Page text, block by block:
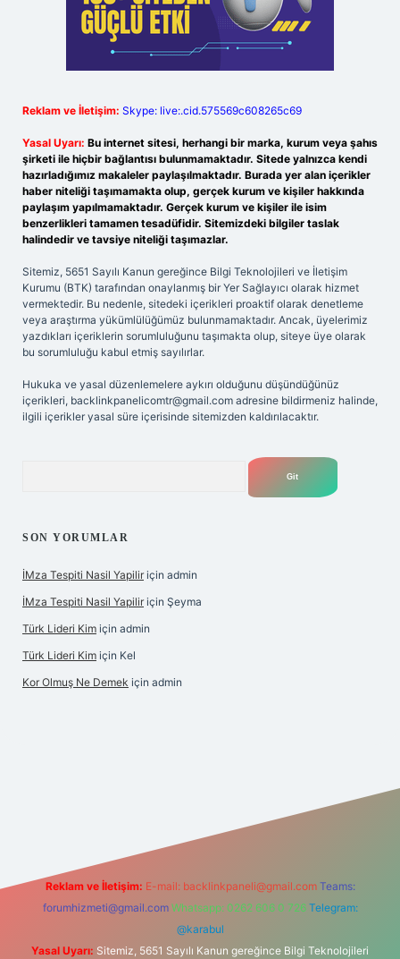
Reklam ve İletişim: Skype: live:.cid.575569c608265c69
Yasal Uyarı: Bu internet sitesi, herhangi bir marka, kurum veya şahıs
şirketi ile hiçbir bağlantısı bulunmamaktadır. Sitede yalnızca kendi
hazırladığımız makaleler paylaşılmaktadır. Burada yer alan içerikler
haber niteliği taşımamakta olup, gerçek kurum ve kişiler hakkında
paylaşım yapılmamaktadır. Gerçek kurum ve kişiler ile isim
benzerlikleri tamamen tesadüfidir. Sitemizdeki bilgiler taslak
halindedir ve tavsiye niteliği taşımazlar.
Sitemiz, 5651 Sayılı Kanun gereğince Bilgi Teknolojileri ve İletişim
Kurumu (BTK) tarafından onaylanmış bir Yer Sağlayıcı olarak hizmet
vermektedir. Bu nedenle, sitedeki içerikleri proaktif olarak denetleme
veya araştırma yükümlülüğümüz bulunmamaktadır. Ancak, üyelerimiz
yazdıkları içeriklerin sorumluluğunu taşımakta olup, siteye üye olarak
bu sorumluluğu kabul etmiş sayılırlar.
Hukuka ve yasal düzenlemelere aykırı olduğunu düşündüğünüz
içerikleri, backlinkpanelicomtr@gmail.com adresine bildirmeniz halinde,
ilgili içerikler yasal süre içerisinde sitemizden kaldırılacaktır.
SON YORUMLAR
İMza Tespiti Nasil Yapilir için admin
İMza Tespiti Nasil Yapilir için Şeyma
Türk Lideri Kim için admin
Türk Lideri Kim için Kel
Kor Olmuş Ne Demek için admin
Reklam ve İletişim: E-mail: backlinkpaneli@gmail.com Teams:
forumhizmeti@gmail.com Whatsapp: 0262 606 0 726 Telegram:
@karabul
Yasal Uyarı: Sitemiz, 5651 Sayılı Kanun gereğince Bilgi Teknolojileri